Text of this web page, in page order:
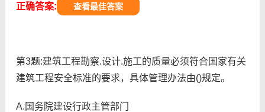
正确答案: 查看最佳答案
第3题:建筑工程勘察.设计.施工的质量必须符合国家有关
建筑工程安全标准的要求，具体管理办法由()规定。
A.国务院建设行政主管部门